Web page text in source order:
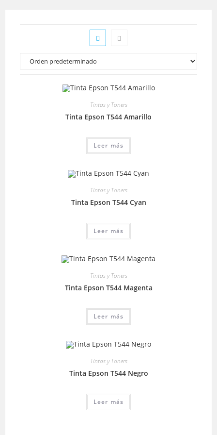
Tintas y Toners
Tinta Epson T544 Amarillo
Leer más
Tintas y Toners
Tinta Epson T544 Cyan
Leer más
Tintas y Toners
Tinta Epson T544 Magenta
Leer más
Tintas y Toners
Tinta Epson T544 Negro
Leer más